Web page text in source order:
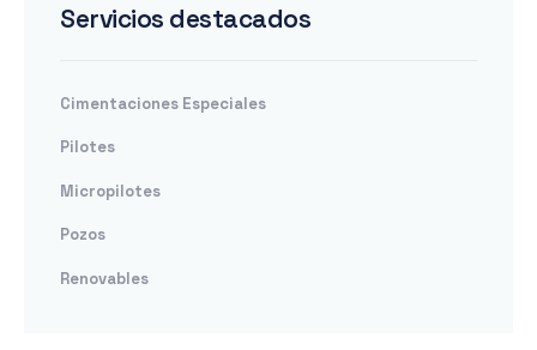
Servicios destacados
Cimentaciones Especiales
Pilotes
Micropilotes
Pozos
Renovables